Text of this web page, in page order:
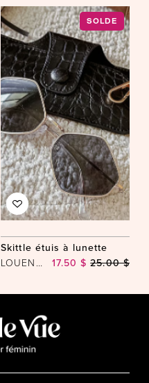
SOLDE
Skittle étuis à lunette
LOUENHIDE 17.50 $ 25.00 $